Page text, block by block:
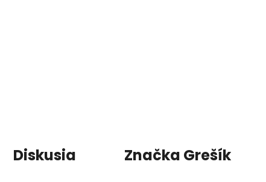
Diskusia Značka Grešík